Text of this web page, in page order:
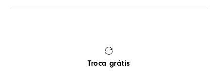
Troca grátis